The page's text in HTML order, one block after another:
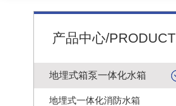
产品中心/PRODUCT
地埋式箱泵一体化水箱
地埋式一体化消防水箱